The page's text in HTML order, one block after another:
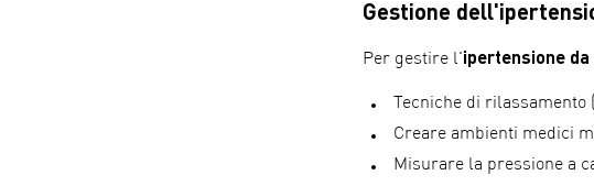
Gestione
Per gestire l'ipertensione da
Tecniche di
Creare ambienti medici
Misurare la pressione a